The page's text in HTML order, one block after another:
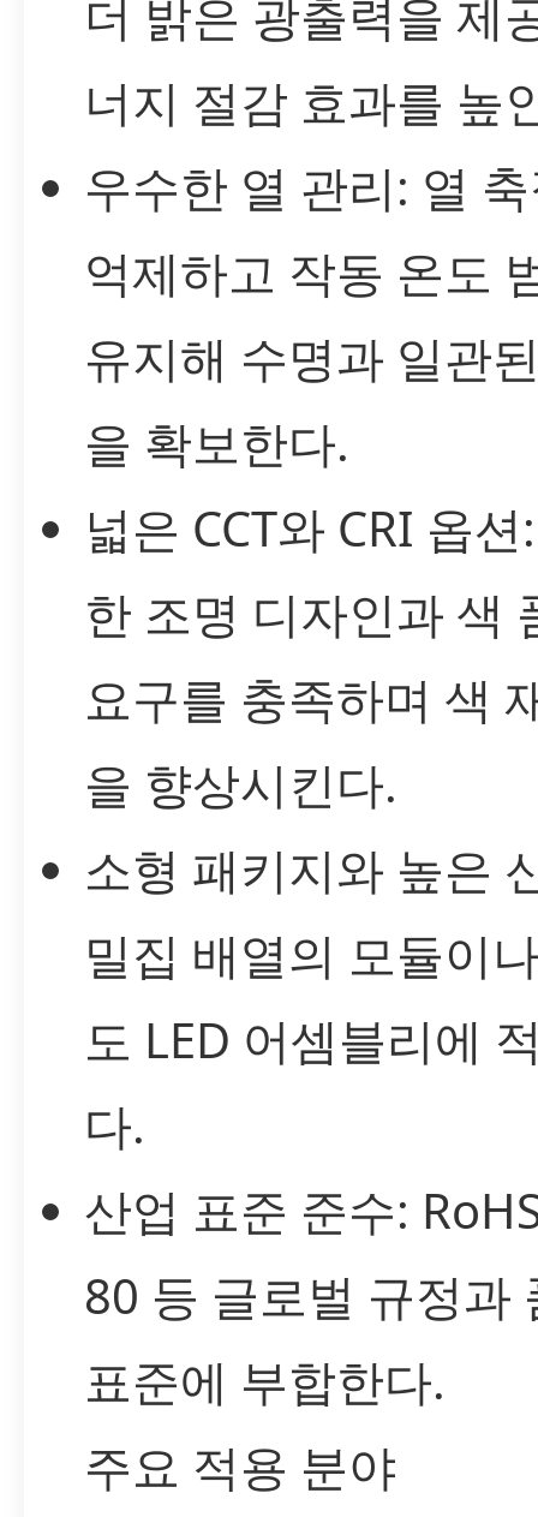
더 밝은 광출력을 제
너지 절감 효과를 높
우수한 열 관리: 열
억제하고 작동 온도
유지해 수명과 일관
을 확보한다.
넓은 CCT와 CRI 옵
한 조명 디자인과 색
요구를 충족하며 색
을 향상시킨다.
소형 패키지와 높은
밀집 배열의 모듈이
도 LED 어셈블리에
다.
산업 표준 준수:
80 등 글로벌 규정과
표준에 부합한다.
주요 적용 분야